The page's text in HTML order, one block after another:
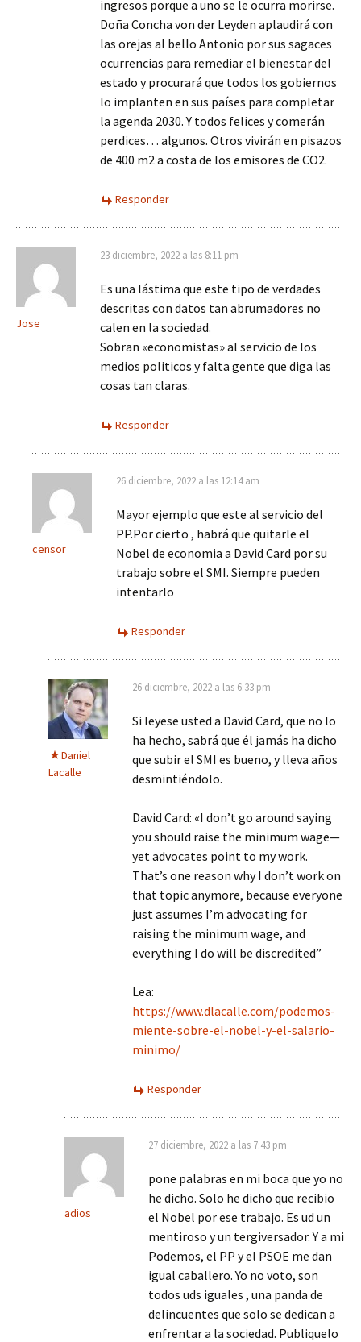
ingresos porque a uno se le ocurra morirse.
Doña Concha von der Leyden aplaudirá con
las orejas al bello Antonio por sus sagaces
ocurrencias para remediar el bienestar del
estado y procurará que todos los gobiernos
lo implanten en sus países para completar
la agenda 2030. Y todos felices y comerán
perdices… algunos. Otros vivirán en pisazos
de 400 m2 a costa de los emisores de CO2.
Responder
Jose
23 diciembre, 2022 a las 8:11 pm
Es una lástima que este tipo de verdades
descritas con datos tan abrumadores no
calen en la sociedad.
Sobran «economistas» al servicio de los
medios politicos y falta gente que diga las
cosas tan claras.
Responder
censor
26 diciembre, 2022 a las 12:14 am
Mayor ejemplo que este al servicio del
PP.Por cierto , habrá que quitarle el
Nobel de economia a David Card por su
trabajo sobre el SMI. Siempre pueden
intentarlo
Responder
Daniel
Lacalle
26 diciembre, 2022 a las 6:33 pm
Si leyese usted a David Card, que no lo
ha hecho, sabrá que él jamás ha dicho
que subir el SMI es bueno, y lleva años
desmintiéndolo.
David Card: «I don’t go around saying
you should raise the minimum wage—
yet advocates point to my work.
That’s one reason why I don’t work on
that topic anymore, because everyone
just assumes I’m advocating for
raising the minimum wage, and
everything I do will be discredited”
Lea:
https://www.dlacalle.com/podemos-
miente-sobre-el-nobel-y-el-salario-
minimo/
Responder
adios
27 diciembre, 2022 a las 7:43 pm
pone palabras en mi boca que yo no
he dicho. Solo he dicho que recibio
el Nobel por ese trabajo. Es ud un
mentiroso y un tergiversador. Y a mi
Podemos, el PP y el PSOE me dan
igual caballero. Yo no voto, son
todos uds iguales , una panda de
delincuentes que solo se dedican a
enfrentar a la sociedad. Publiquelo